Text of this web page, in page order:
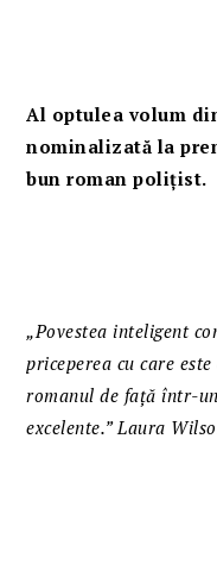
Al optulea volum
nominalizată la
bun roman polițist.
„Povestea inteligent
priceperea cu care
romanul de față într-
excelente.” Laura